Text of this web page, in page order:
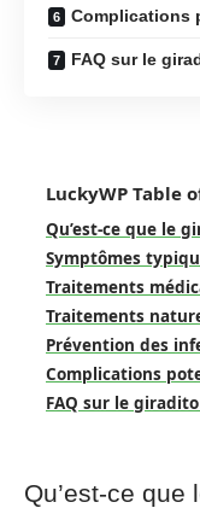
Complications
FAQ sur le
LuckyWP Table
Qu’est-ce que le
Symptômes
Traitements
Traitements
Prévention des
Complications
FAQ sur le
Qu’est-ce